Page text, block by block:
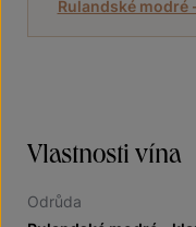
Rulandské modré
Vlastnosti vína
Odrůda